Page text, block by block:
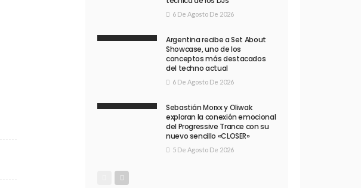
6 De Agosto De 2026
Argentina recibe a Set About
Showcase, uno de los
conceptos más destacados
del techno actual
6 De Agosto De 2026
Sebastián Morxx y Oliwak
exploran la conexión emocional
del Progressive Trance con su
nuevo sencillo «CLOSER»
5 De Agosto De 2026